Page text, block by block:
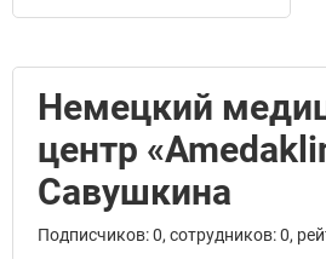
Немецкий
центр
Савушкина
Подписчиков: 0, сотрудников: 0,